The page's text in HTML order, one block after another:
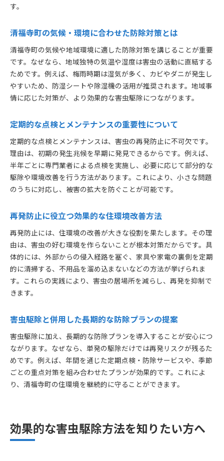
す。
清福寺町の気候・環境に合わせた防除対策とは
清福寺町の気候や地域環境に適した防除対策を講じることが重要
です。なぜなら、地域独特の気温や湿度は害虫の活動に直結する
ためです。例えば、梅雨時期は湿気が多く、カビやダニが発生し
やすいため、防湿シートや除湿機の活用が推奨されます。地域事
情に応じた対策が、より効果的な害虫駆除につながります。
定期的な点検とメンテナンスの重要性について
定期的な点検とメンテナンスは、害虫の再発防止に不可欠です。
理由は、初期の発生兆候を早期に発見できるからです。例えば、
半年ごとに専門業者による点検を実施し、必要に応じて部分的な
駆除や環境改善を行う方法があります。これにより、小さな問題
のうちに対応し、被害の拡大を防ぐことが可能です。
再発防止に役立つ効果的な住環境改善方法
再発防止には、住環境の改善が大きな役割を果たします。その理
由は、害虫の好む環境を作らないことが根本対策だからです。具
体的には、外部からの侵入経路を塞ぐ、家具や家電の裏側を定期
的に清掃する、不用品を溜め込まないなどの方法が挙げられま
す。これらの実践により、害虫の居場所を減らし、再発を抑制で
きます。
害虫駆除と併用した長期的な防除プランの提案
害虫駆除に加え、長期的な防除プランを導入することが安心につ
ながります。なぜなら、単発の駆除だけでは再発リスクが残るた
めです。例えば、年間を通じた定期点検・防除サービスや、季節
ごとの重点対策を組み合わせたプランが効果的です。これによ
り、清福寺町の住環境を継続的に守ることができます。
効果的な害虫駆除方法を知りたい方へ